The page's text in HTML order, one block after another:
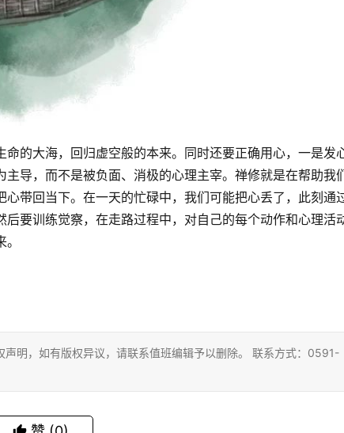
的大海，回归虚空般的本来。同时还要正确用心，一是发
导，而不是被负面、消极的心理主宰。禅修就是在帮助我
带回当下。在一天的忙碌中，我们可能把心丢了，此刻通
要训练觉察，在走路过程中，对自己的每个动作和心理活
明，如有版权异议，请联系值班编辑予以删除。 联系方式：0591-